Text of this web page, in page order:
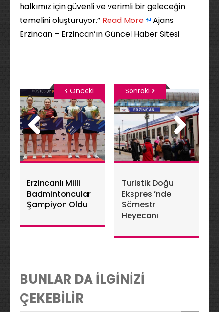
halkımız için güvenli ve verimli bir geleceğin
temelini oluşturuyor.” ​ Read More
Ajans
Erzincan – Erzincan’ın Güncel Haber Sitesi
Erzincanlı Milli
Badmintoncular
Şampiyon Oldu
Önceki
Turistik Doğu
Ekspresi’nde
Sömestr
Heyecanı
Sonraki
BUNLAR DA İLGİNİZİ
ÇEKEBİLİR